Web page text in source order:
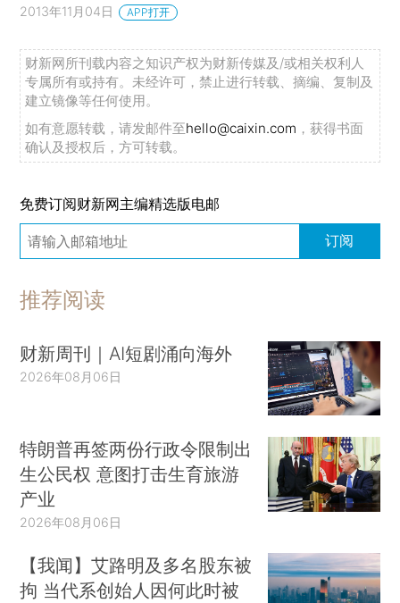
2013年11月04日 APP打开
财新网所刊载内容之知识产权为财新传媒及/或相关权利人
专属所有或持有。未经许可，禁止进行转载、摘编、复制及
建立镜像等任何使用。
如有意愿转载，请发邮件至hello@caixin.com ，获得书面
确认及授权后，方可转载。
免费订阅财新网主编精选版电邮
订阅
推荐阅读
财新周刊｜AI短剧涌向海外
2026年08月06日
特朗普再签两份行政令限制出
生公民权 意图打击生育旅游
产业
2026年08月06日
【我闻】艾路明及多名股东被
拘 当代系创始人因何此时被